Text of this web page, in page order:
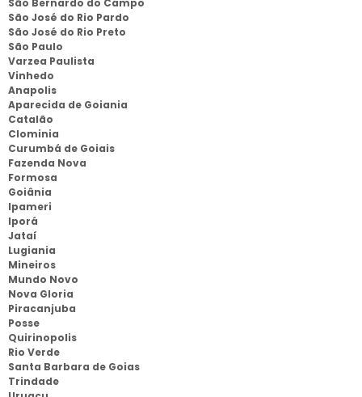
São Bernardo do Campo
São José do Rio Pardo
São José do Rio Preto
São Paulo
Varzea Paulista
Vinhedo
Anapolis
Aparecida de Goiania
Catalão
Clominia
Curumbá de Goiais
Fazenda Nova
Formosa
Goiânia
Ipameri
Iporá
Jataí
Lugiania
Mineiros
Mundo Novo
Nova Gloria
Piracanjuba
Posse
Quirinopolis
Rio Verde
Santa Barbara de Goias
Trindade